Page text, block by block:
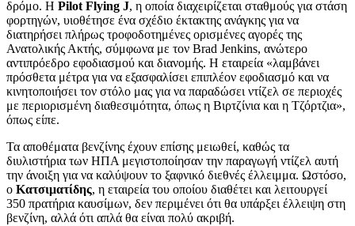
δρόμο. Η Pilot Flying J, η οποία διαχειρίζεται σταθμούς για στάση
φορτηγών, υιοθέτησε ένα σχέδιο έκτακτης ανάγκης για να
διατηρήσει πλήρως τροφοδοτημένες ορισμένες αγορές της
Ανατολικής Ακτής, σύμφωνα με τον Brad Jenkins, ανώτερο
αντιπρόεδρο εφοδιασμού και διανομής. Η εταιρεία «λαμβάνει
πρόσθετα μέτρα για να εξασφαλίσει επιπλέον εφοδιασμό και να
κινητοποιήσει τον στόλο μας για να παραδώσει ντίζελ σε περιοχές
με περιορισμένη διαθεσιμότητα, όπως η Βιρτζίνια και η Τζόρτζια»,
όπως είπε.
Τα αποθέματα βενζίνης έχουν επίσης μειωθεί, καθώς τα
διυλιστήρια των ΗΠΑ μεγιστοποίησαν την παραγωγή ντίζελ αυτή
την άνοιξη για να καλύψουν το ξαφνικό διεθνές έλλειμμα. Ωστόσο,
ο Κατσιματίδης, η εταιρεία του οποίου διαθέτει και λειτουργεί
350 πρατήρια καυσίμων, δεν περιμένει ότι θα υπάρξει έλλειψη στη
βενζίνη, αλλά ότι απλά θα είναι πολύ ακριβή.